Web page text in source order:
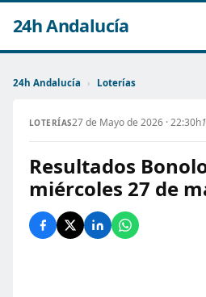
24h Andalucía
24h Andalucía › Loterías
LOTERÍAS27 de Mayo de 2026 · 22:30h
Resultados
miércoles 27 de